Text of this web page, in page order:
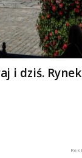
i dziś. Rynek